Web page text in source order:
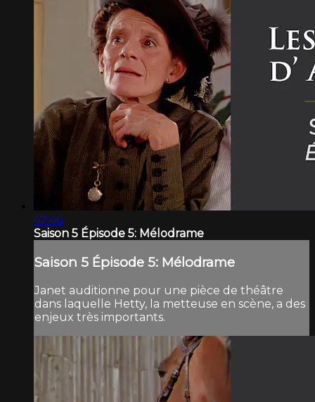
47:46
Saison 5 Épisode 5: Mélodrame
Saison 5 Épisode 5: Mélodrame
Janet auditionne pour une pièce de théâtre
dans laquelle Hetty, la metteuse en scène, a des
enjeux très importants.